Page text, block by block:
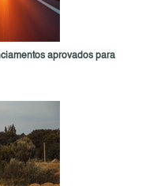
aprovados para